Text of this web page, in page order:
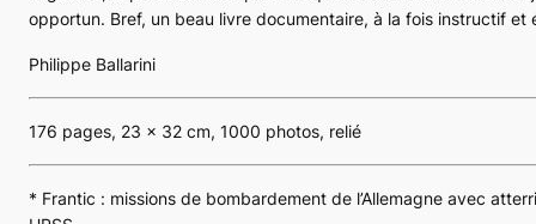
opportun. Bref, un beau livre documentaire, à la fois instructif et
Philippe Ballarini
176 pages, 23 x 32 cm, 1000 photos, relié
* Frantic : missions de bombardement de l’Allemagne avec